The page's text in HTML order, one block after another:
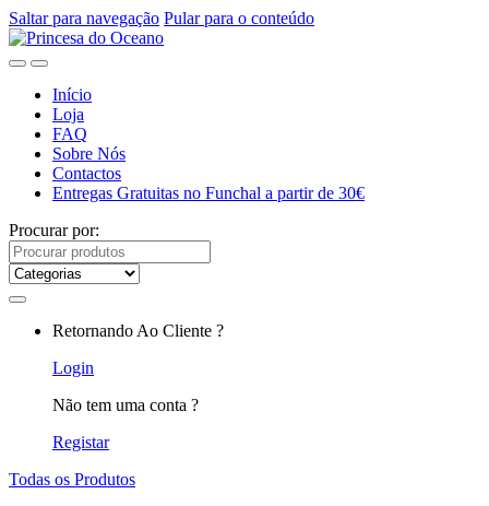
Saltar para navegação Pular para o conteúdo
Início
Loja
FAQ
Sobre Nós
Contactos
Entregas Gratuitas no Funchal a partir de 30€
Procurar por:
Retornando Ao Cliente ?
Login
Não tem uma conta ?
Registar
Todas os Produtos